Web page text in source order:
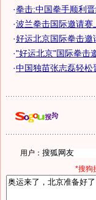
·拳击:中国拳手顺利
·波兰拳击国际邀请赛
·好运北京国际拳击邀
·"好运北京"国际拳击
·中国独苗张志磊轻松
用户：
*搜狗